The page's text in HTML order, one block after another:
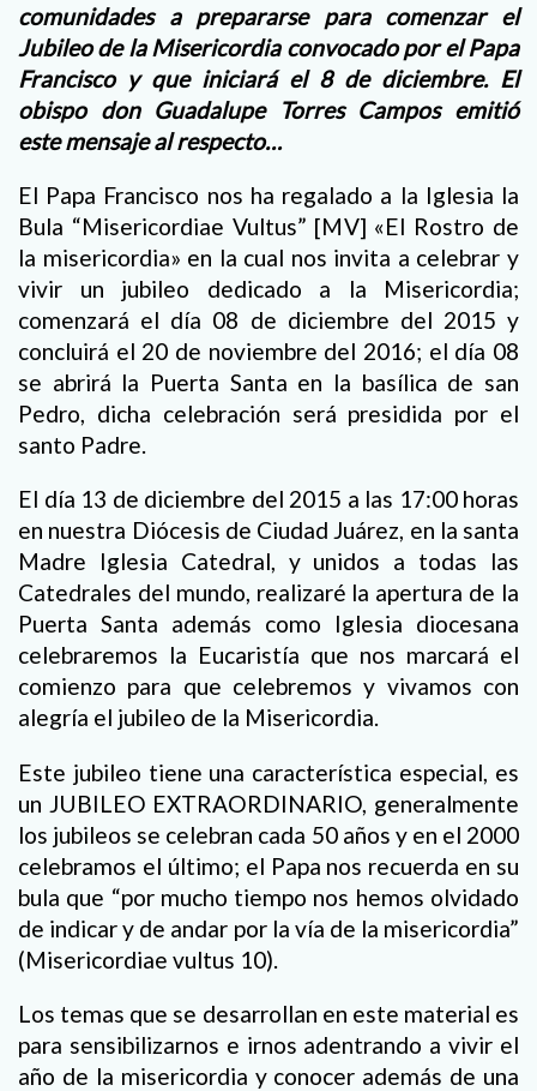
comunidades a prepararse para comenzar el
Jubileo de la Misericordia convocado por el Papa
Francisco y que iniciará el 8 de diciembre. El
obispo don Guadalupe Torres Campos emitió
este mensaje al respecto…
El Papa Francisco nos ha regalado a la Iglesia la
Bula “Misericordiae Vultus” [MV] «El Rostro de
la misericordia» en la cual nos invita a celebrar y
vivir un jubileo dedicado a la Misericordia;
comenzará el día 08 de diciembre del 2015 y
concluirá el 20 de noviembre del 2016; el día 08
se abrirá la Puerta Santa en la basílica de san
Pedro, dicha celebración será presidida por el
santo Padre.
El día 13 de diciembre del 2015 a las 17:00 horas
en nuestra Diócesis de Ciudad Juárez, en la santa
Madre Iglesia Catedral, y unidos a todas las
Catedrales del mundo, realizaré la apertura de la
Puerta Santa además como Iglesia diocesana
celebraremos la Eucaristía que nos marcará el
comienzo para que celebremos y vivamos con
alegría el jubileo de la Misericordia.
Este jubileo tiene una característica especial, es
un JUBILEO EXTRAORDINARIO, generalmente
los jubileos se celebran cada 50 años y en el 2000
celebramos el último; el Papa nos recuerda en su
bula que “por mucho tiempo nos hemos olvidado
de indicar y de andar por la vía de la misericordia”
(Misericordiae vultus 10).
Los temas que se desarrollan en este material es
para sensibilizarnos e irnos adentrando a vivir el
año de la misericordia y conocer además de una